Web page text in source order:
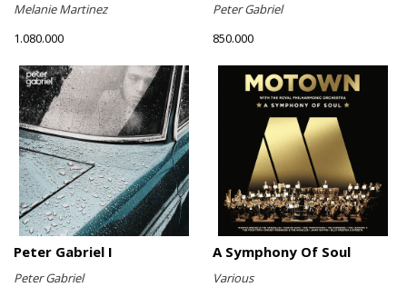
Melanie Martinez
1.080.000
Peter Gabriel
850.000
Peter Gabriel I
Peter Gabriel
A Symphony Of Soul
Various